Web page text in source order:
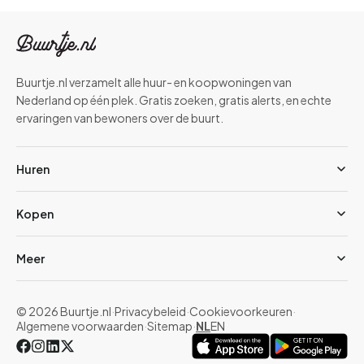
Buurtje.nl verzamelt alle huur- en koopwoningen van
Nederland op één plek. Gratis zoeken, gratis alerts, en echte
ervaringen van bewoners over de buurt.
Huren
Kopen
Meer
© 2026 Buurtje.nl·Privacybeleid·Cookievoorkeuren·
Algemene voorwaarden·Sitemap·NLEN